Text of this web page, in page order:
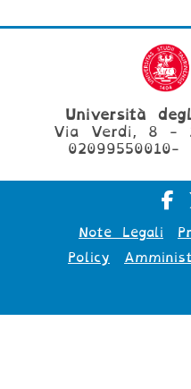
Università
Via Verdi, 8 -
02099550010-
Note Legali
Policy